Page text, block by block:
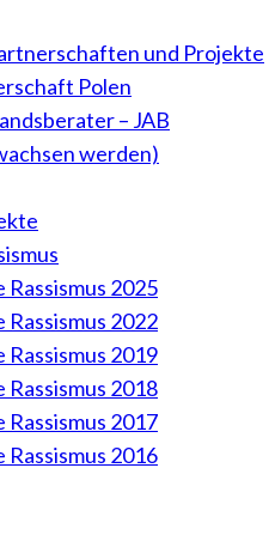
und Projekte
Polen
– JAB
werden)
Rassismus 2025
Rassismus 2022
Rassismus 2019
Rassismus 2018
Rassismus 2017
Rassismus 2016